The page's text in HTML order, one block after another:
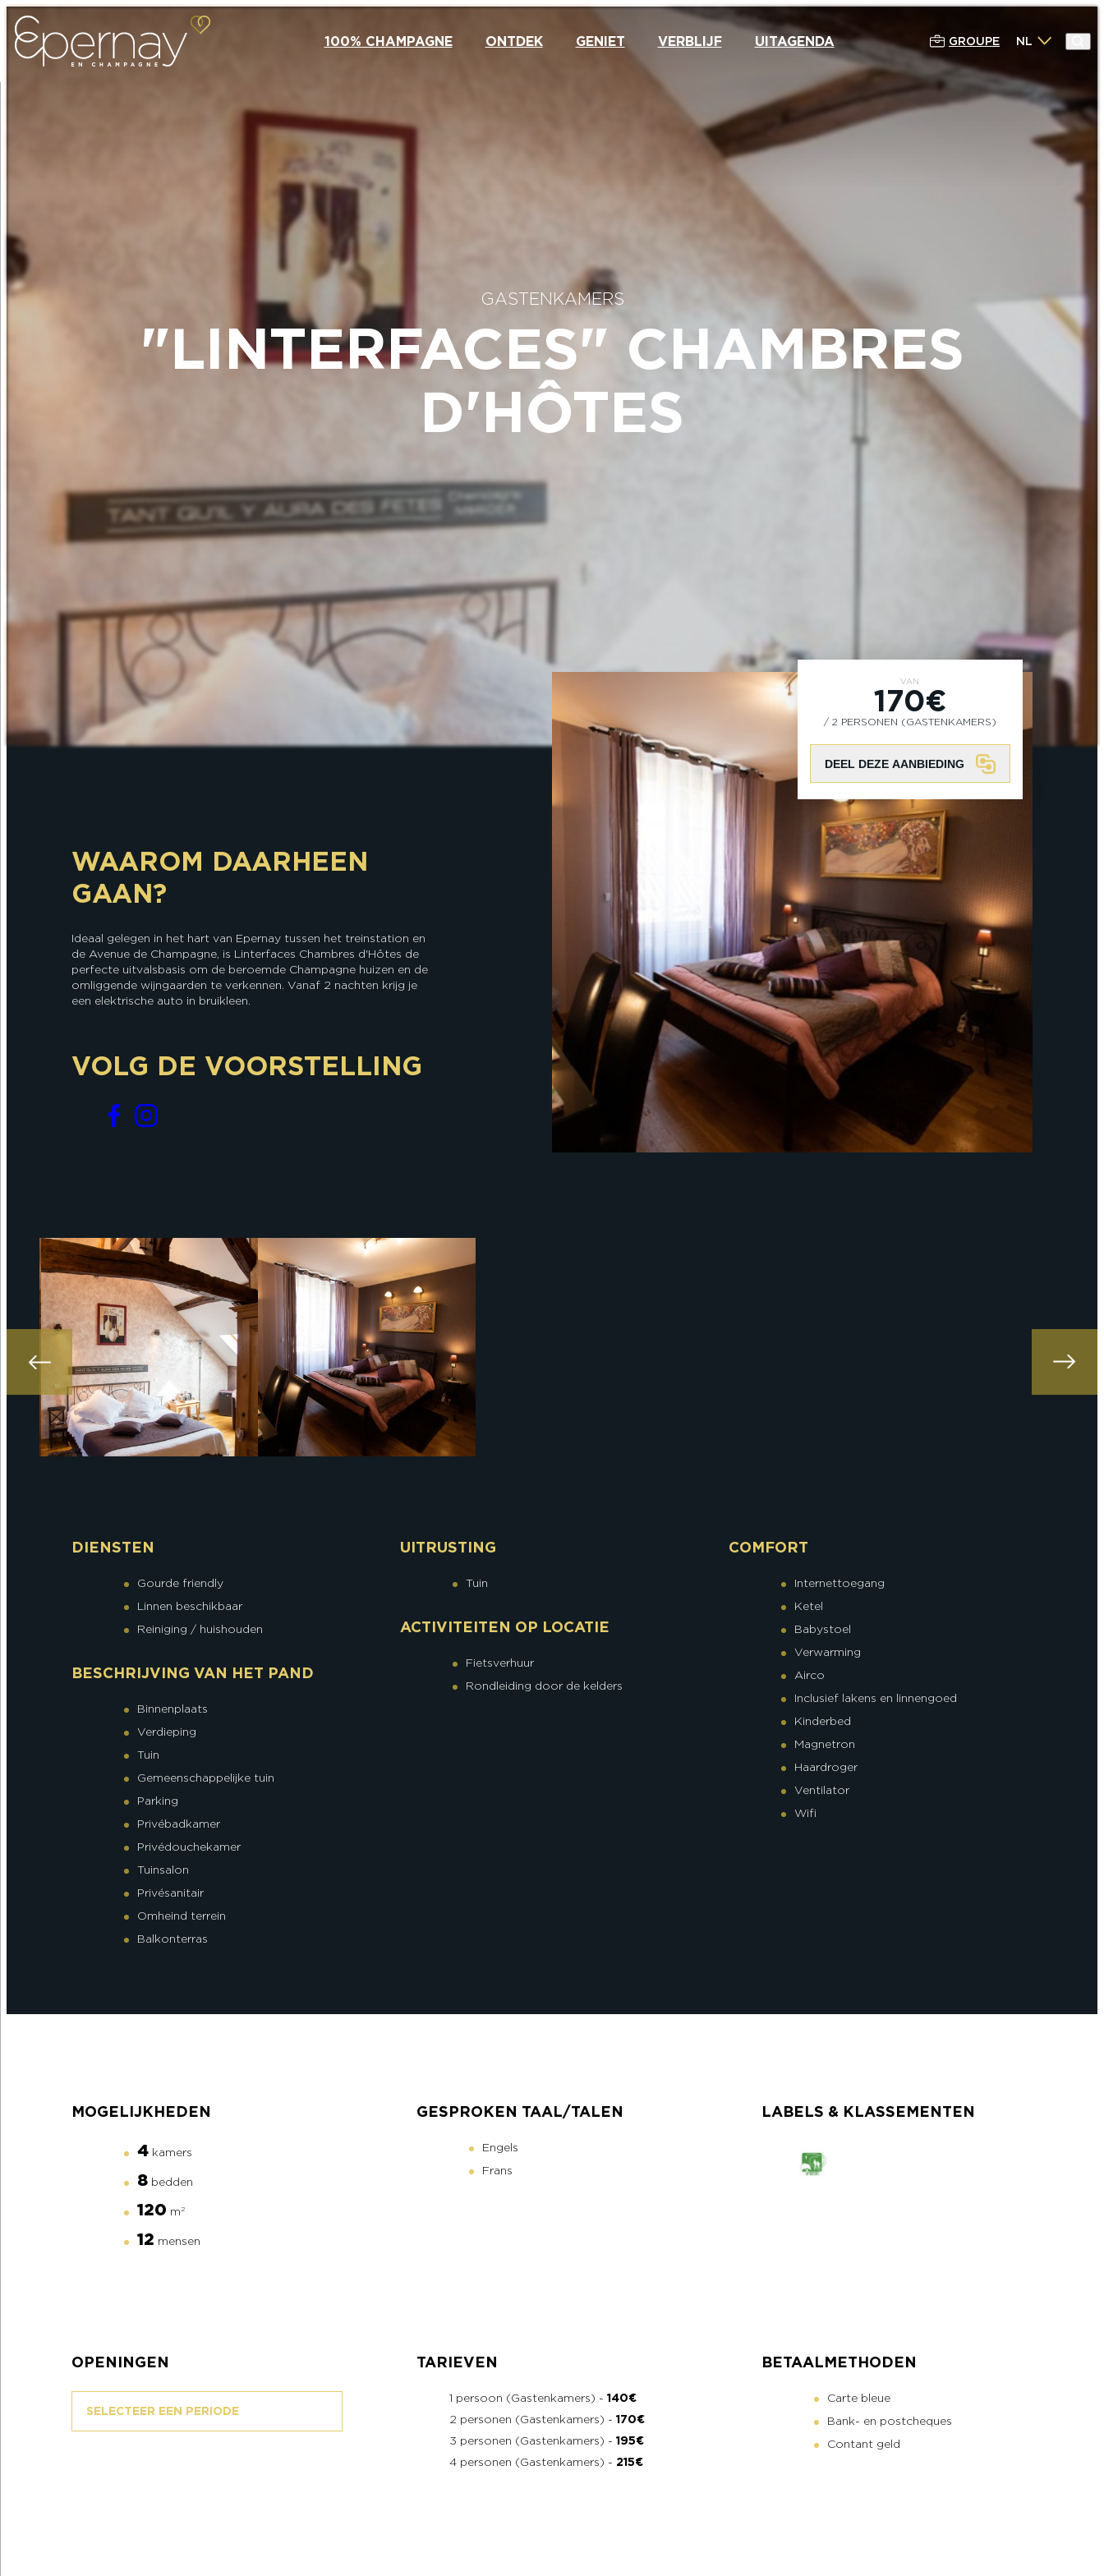
100% CHAMPAGNE ONTDEK GENIET VERBLIJF UITAGENDA GROUPE NL
GASTENKAMERS
"LINTERFACES" CHAMBRES
D'HÔTES
VAN
170€
/ 2 PERSONEN (GASTENKAMERS)
DEEL DEZE AANBIEDING
WAAROM DAARHEEN
GAAN?
Ideaal gelegen in het hart van Epernay tussen het treinstation en
de Avenue de Champagne, is Linterfaces Chambres d'Hôtes de
perfecte uitvalsbasis om de beroemde Champagne huizen en de
omliggende wijngaarden te verkennen. Vanaf 2 nachten krijg je
een elektrische auto in bruikleen.
VOLG DE VOORSTELLING
DIENSTEN
Gourde friendly
Linnen beschikbaar
Reiniging / huishouden
BESCHRIJVING VAN HET PAND
Binnenplaats
Verdieping
Tuin
Gemeenschappelijke tuin
Parking
Privébadkamer
Privédouchekamer
Tuinsalon
Privésanitair
Omheind terrein
Balkonterras
UITRUSTING
Tuin
ACTIVITEITEN OP LOCATIE
Fietsverhuur
Rondleiding door de kelders
COMFORT
Internettoegang
Ketel
Babystoel
Verwarming
Airco
Inclusief lakens en linnengoed
Kinderbed
Magnetron
Haardroger
Ventilator
Wifi
MOGELIJKHEDEN
4 kamers
8 bedden
120 m 2
12 mensen
GESPROKEN TAAL/TALEN
Engels
Frans
LABELS & KLASSEMENTEN
OPENINGEN
SELECTEER EEN PERIODE
TARIEVEN
1 persoon (Gastenkamers) - 140€
2 personen (Gastenkamers) - 170€
3 personen (Gastenkamers) - 195€
4 personen (Gastenkamers) - 215€
BETAALMETHODEN
Carte bleue
Bank- en postcheques
Contant geld